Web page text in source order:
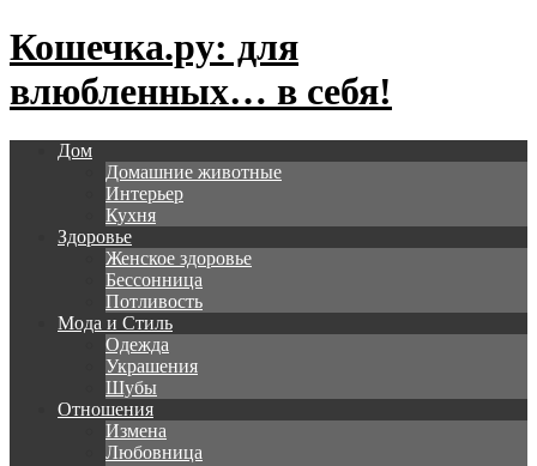
Кошечка.ру: для
влюбленных… в себя!
Дом
Домашние животные
Интерьер
Кухня
Здоровье
Женское здоровье
Бессонница
Потливость
Мода и Стиль
Одежда
Украшения
Шубы
Отношения
Измена
Любовница